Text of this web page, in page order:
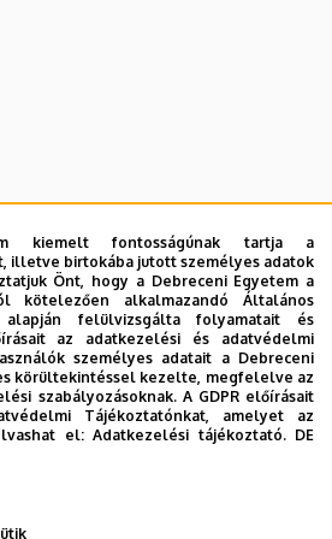
kiemelt fontosságúnak tartja a
illetve birtokába jutott személyes adatok
Önt, hogy a Debreceni Egyetem a
kötelezően alkalmazandó Általános
alapján felülvizsgálta folyamatait és
az adatkezelési és adatvédelmi
személyes adatait a Debreceni
körültekintéssel kezelte, megfelelve az
szabályozásoknak. A GDPR előírásait
Tájékoztatónkat, amelyet az
el:Adatkezelési tájékoztató. DE